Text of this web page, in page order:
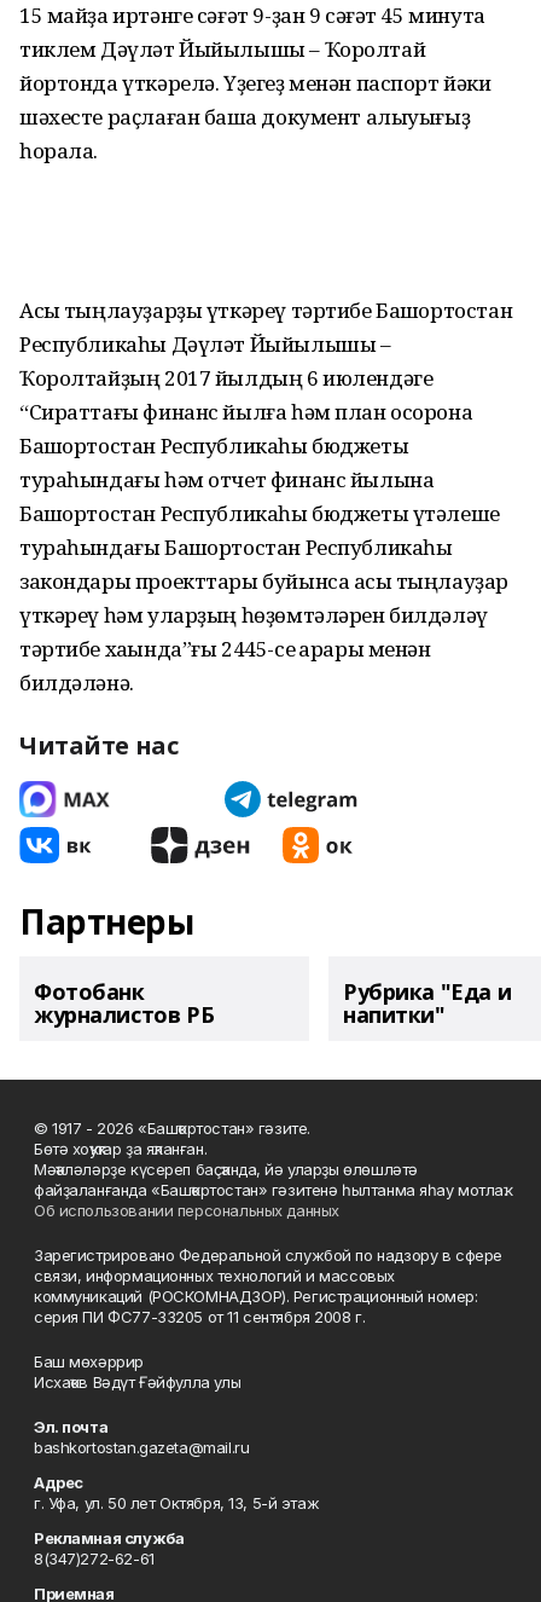
15 майҙа иртәнге сәғәт 9-ҙан 9 сәғәт 45 минутҡа
тиклем Дәүләт Йыйылышы – Ҡоролтай
йортонда үткәрелә. Үҙегеҙ менән паспорт йәки
шәхесте раҫлаған башҡа документ алыуығыҙ
һорала.
Асыҡ тыңлауҙарҙы үткәреү тәртибе Башҡортостан
Республикаһы Дәүләт Йыйылышы –
Ҡоролтайҙың 2017 йылдың 6 июлендәге
“Сираттағы финанс йылға һәм план осорона
Башҡортостан Республикаһы бюджеты
тураһындағы һәм отчет финанс йылына
Башҡортостан Республикаһы бюджеты үтәлеше
тураһындағы Башҡортостан Республикаһы
закондары проекттары буйынса асыҡ тыңлауҙар
үткәреү һәм уларҙың һөҙөмтәләрен билдәләү
тәртибе хаҡында”ғы 2445-се ҡарары менән
билдәләнә.
Читайте нас
Партнеры
Фотобанк
журналистов РБ
Рубрика "Еда и
напитки"
© 1917 - 2026 «Башҡортостан» гәзите.
Бөтә хоҡуҡтар ҙа яҡланған.
Мәҡәләләрҙе күсереп баҫҡанда, йә уларҙы өлөшләтә
файҙаланғанда «Башҡортостан» гәзитенә һылтанма яһау мотлаҡ.
Об использовании персональных данных
Зарегистрировано Федеральной службой по надзору в сфере
связи, информационных технологий и массовых
коммуникаций (РОСКОМНАДЗОР). Регистрационный номер:
серия ПИ ФС77-33205 от 11 сентября 2008 г.
Баш мөхәррир
Исхаҡов Вәдүт Ғәйфулла улы
Эл. почта
bashkortostan.gazeta@mail.ru
Адрес
г. Уфа, ул. 50 лет Октября, 13, 5-й этаж
Рекламная служба
8(347)272-62-61
Приемная